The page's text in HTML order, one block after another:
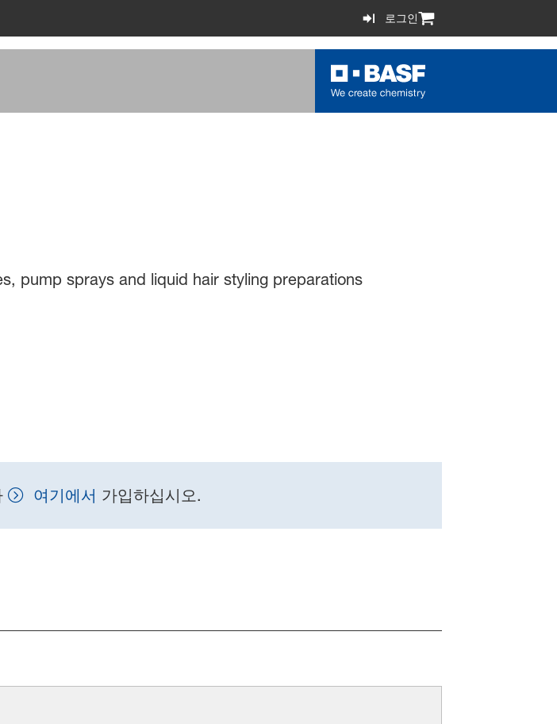
로그인
pump sprays and liquid hair styling preparations
여기에서 가입하십시오.